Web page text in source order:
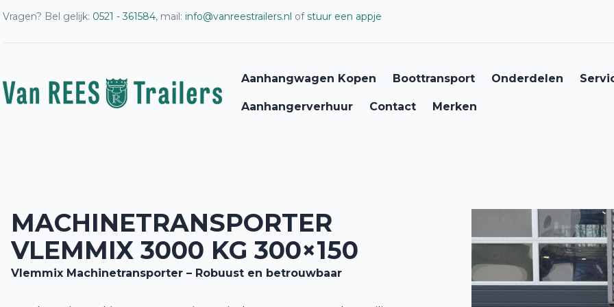
Vragen? Bel gelijk: 0521 - 361584, mail: info@vanreestrailers.nl ofstuur een appje
Aanhangwagen Kopen Boottransport Onderdelen
Aanhangerverhuur Contact Merken
MACHINETRANSPORTER
VLEMMIX 3000 KG 300×150
Vlemmix Machinetransporter – Robuust en betrouwbaar